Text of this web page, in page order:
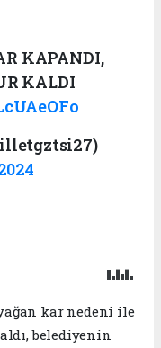
KAPANDI,
KALDI
kar nedeni ile
belediyenin